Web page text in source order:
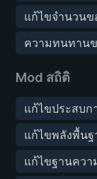
แก้ไขจำนวนข
ความทนทาน
Mod สถิติ
แก้ไขประสบ
แก้ไขพลังพื้นฐ
แก้ไขฐานคว